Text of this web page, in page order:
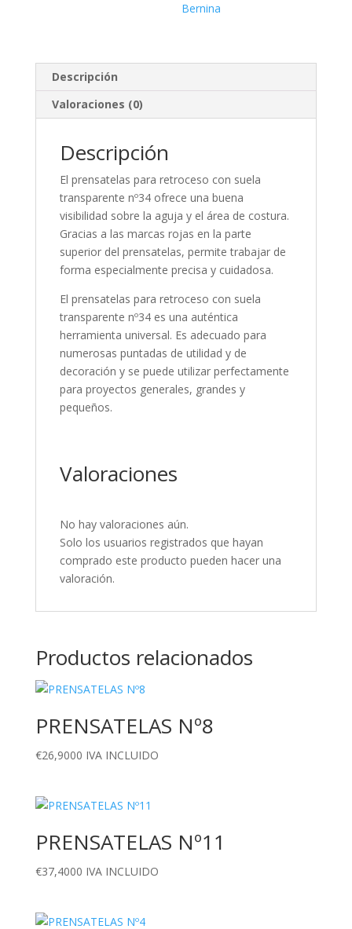
Bernina
Descripción
Valoraciones (0)
Descripción
El prensatelas para retroceso con suela
transparente nº34 ofrece una buena
visibilidad sobre la aguja y el área de costura.
Gracias a las marcas rojas en la parte
superior del prensatelas, permite trabajar de
forma especialmente precisa y cuidadosa.
El prensatelas para retroceso con suela
transparente nº34 es una auténtica
herramienta universal. Es adecuado para
numerosas puntadas de utilidad y de
decoración y se puede utilizar perfectamente
para proyectos generales, grandes y
pequeños.
Valoraciones
No hay valoraciones aún.
Solo los usuarios registrados que hayan
comprado este producto pueden hacer una
valoración.
Productos relacionados
PRENSATELAS Nº8
€26,9000 IVA INCLUIDO
PRENSATELAS Nº11
€37,4000 IVA INCLUIDO